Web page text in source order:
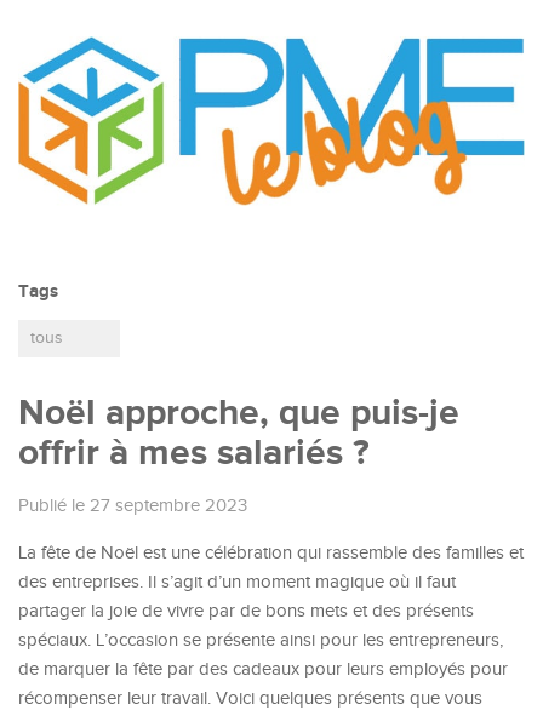
Tags
tous
Noël approche, que puis-je
offrir à mes salariés ?
Publié le 27 septembre 2023
La fête de Noël est une célébration qui rassemble des familles et
des entreprises. Il s’agit d’un moment magique où il faut
partager la joie de vivre par de bons mets et des présents
spéciaux. L’occasion se présente ainsi pour les entrepreneurs,
de marquer la fête par des cadeaux pour leurs employés pour
récompenser leur travail. Voici quelques présents que vous